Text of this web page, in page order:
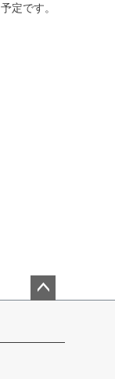
定です。
ップ